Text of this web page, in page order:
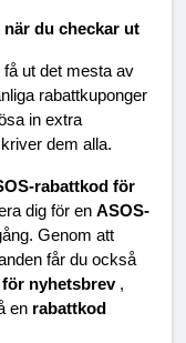
du checkar ut
få ut det mesta av
rabattkuponger
in extra
dem alla.
rabattkod för
dig för en ASOS-
Genom att
får du också
nyhetsbrev ,
en rabattkod